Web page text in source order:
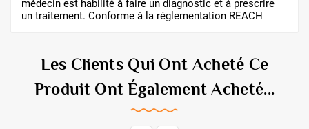
médecin est habilité à faire un diagnostic et à prescrire
un traitement. Conforme à la réglementation REACH
Les Clients Qui Ont Acheté Ce
Produit Ont Également Acheté...